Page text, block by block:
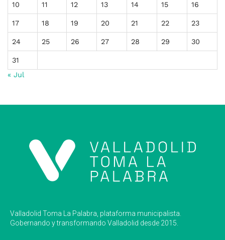
10 11 12 13 14 15 16
17 18 19 20 21 22 23
24 25 26 27 28 29 30
31
« Jul
Valladolid Toma La Palabra, plataforma municipalista.
Gobernando y transformando Valladolid desde 2015.